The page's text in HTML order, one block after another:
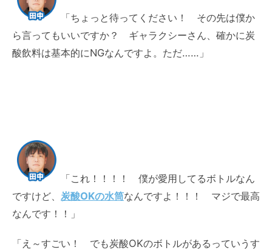
「ちょっと待ってください！ その先は僕か
ら言ってもいいですか？ ギャラクシーさん、確かに炭
酸飲料は基本的にNGなんですよ。ただ……」
「これ！！！！ 僕が愛用してるボトルなん
ですけど、 炭酸OKの水筒なんですよ！！！ マジで最高
なんです！！」
「え～すごい！ でも炭酸OKのボトルがあるっていうす